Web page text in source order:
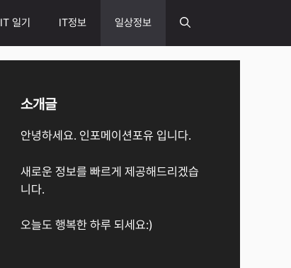
IT 일기 IT정보 일상정보
소개글
안녕하세요. 인포메이션포유 입니다.
새로운 정보를 빠르게 제공해드리겠습
니다.
오늘도 행복한 하루 되세요:)